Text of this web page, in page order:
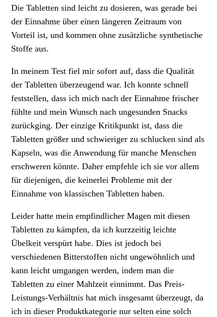
Die Tabletten sind leicht zu dosieren, was gerade bei
der Einnahme über einen längeren Zeitraum von
Vorteil ist, und kommen ohne zusätzliche synthetische
Stoffe aus.
In meinem Test fiel mir sofort auf, dass die Qualität
der Tabletten überzeugend war. Ich konnte schnell
feststellen, dass ich mich nach der Einnahme frischer
fühlte und mein Wunsch nach ungesunden Snacks
zurückging. Der einzige Kritikpunkt ist, dass die
Tabletten größer und schwieriger zu schlucken sind als
Kapseln, was die Anwendung für manche Menschen
erschweren könnte. Daher empfehle ich sie vor allem
für diejenigen, die keinerlei Probleme mit der
Einnahme von klassischen Tabletten haben.
Leider hatte mein empfindlicher Magen mit diesen
Tabletten zu kämpfen, da ich kurzzeitig leichte
Übelkeit verspürt habe. Dies ist jedoch bei
verschiedenen Bitterstoffen nicht ungewöhnlich und
kann leicht umgangen werden, indem man die
Tabletten zu einer Mahlzeit einnimmt. Das Preis-
Leistungs-Verhältnis hat mich insgesamt überzeugt, da
ich in dieser Produktkategorie nur selten eine solch